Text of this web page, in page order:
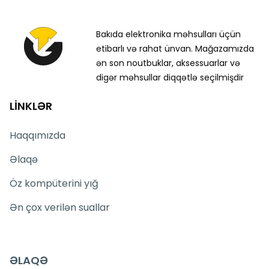
Bakıda elektronika məhsulları üçün
etibarlı və rahat ünvan. Mağazamızda
ən son noutbuklar, aksessuarlar və
digər məhsullar diqqətlə seçilmişdir
LİNKLƏR
Haqqımızda
Əlaqə
Öz kompüterini yığ
Ən çox verilən suallar
ƏLAQƏ